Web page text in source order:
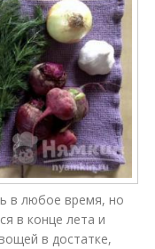
в любое время, но
в конце лета и
в достатке,